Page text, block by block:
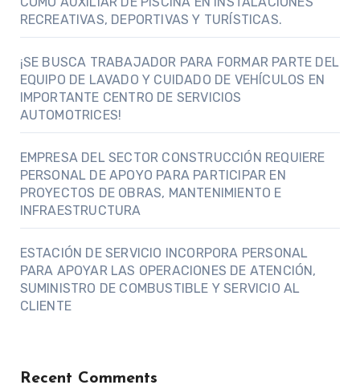
RECREATIVAS, DEPORTIVAS Y TURÍSTICAS.
¡SE BUSCA TRABAJADOR PARA FORMAR PARTE DEL
EQUIPO DE LAVADO Y CUIDADO DE VEHÍCULOS EN
IMPORTANTE CENTRO DE SERVICIOS
AUTOMOTRICES!
EMPRESA DEL SECTOR CONSTRUCCIÓN REQUIERE
PERSONAL DE APOYO PARA PARTICIPAR EN
PROYECTOS DE OBRAS, MANTENIMIENTO E
INFRAESTRUCTURA
ESTACIÓN DE SERVICIO INCORPORA PERSONAL
PARA APOYAR LAS OPERACIONES DE ATENCIÓN,
SUMINISTRO DE COMBUSTIBLE Y SERVICIO AL
CLIENTE
Recent Comments